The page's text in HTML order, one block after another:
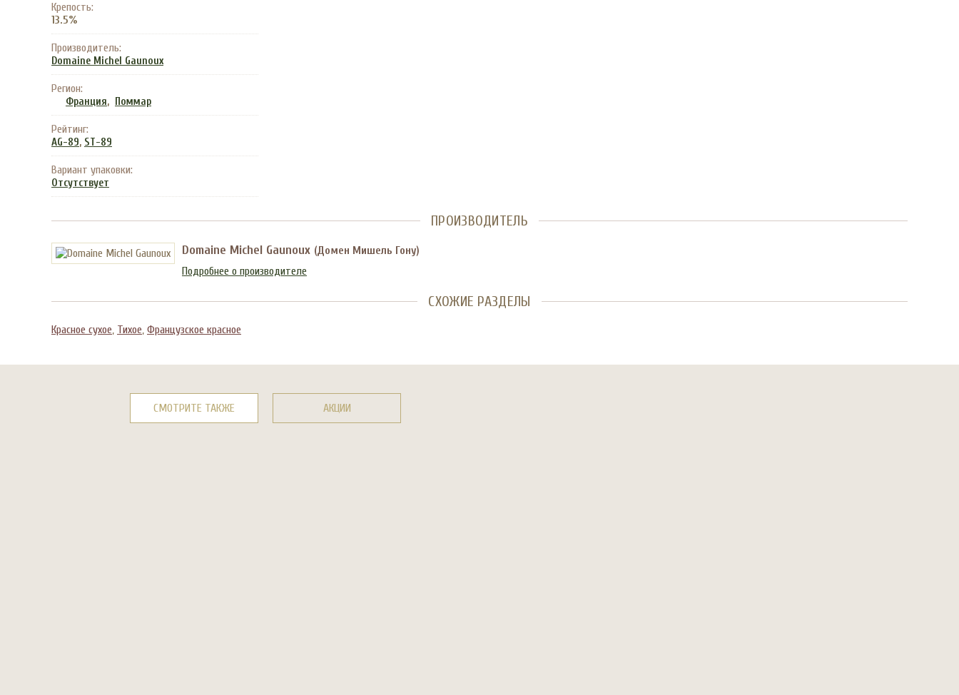
Крепость:
13.5%
Производитель:
Domaine Michel Gaunoux
Регион:
Франция, Поммар
Рейтинг:
AG-89, ST-89
Вариант упаковки:
Отсутствует
ПРОИЗВОДИТЕЛЬ
Domaine Michel Gaunoux (Домен Мишель Гону)
Подробнее о производителе
СХОЖИЕ РАЗДЕЛЫ
Красное сухое, Тихое, Французское красное
СМОТРИТЕ ТАКЖЕ АКЦИИ